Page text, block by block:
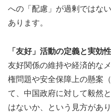
への「配慮」が過剰ではな
あります。
「友好」活動の定義と実効性
友好関係の維持や経済的な
権問題や安全保障上の懸案
て、中国政府に対して毅然
はないか、という見方があり